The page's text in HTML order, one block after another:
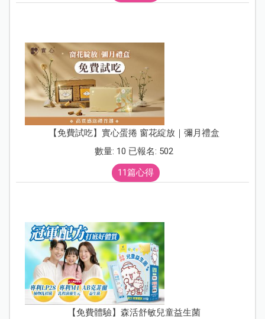
【免費試吃】實心蛋捲 窗花綻放｜彌月禮盒
數量: 10 已報名: 502
11篇心得
【免費體驗】森活舒敏兒童益生菌